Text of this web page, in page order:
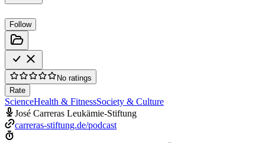
Follow
No ratings
Rate
ScienceHealth & FitnessSociety & Culture
José Carreras Leukämie-Stiftung
carreras-stiftung.de/podcast